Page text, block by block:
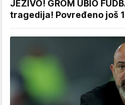
JEZIVO! GROM UBIO
tragedija! Povređeno još